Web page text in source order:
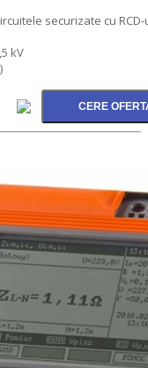
securizate cu RCD-
kV